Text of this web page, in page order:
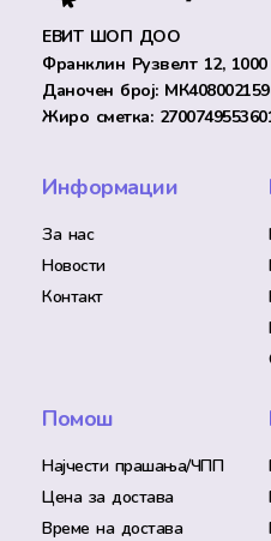
ЕВИТ ШОП ДОО
Франклин Рузвелт 12, 1000
Даночен број:
Жиро сметка:
Информации
За нас
Новости
Контакт
Помош
Најчести прашања/ЧПП
Цена за достава
Време на достава